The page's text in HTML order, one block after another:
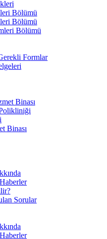
Bölümü
Bölümü
Bölümü
Formlar
Binası
Binası
Sorular